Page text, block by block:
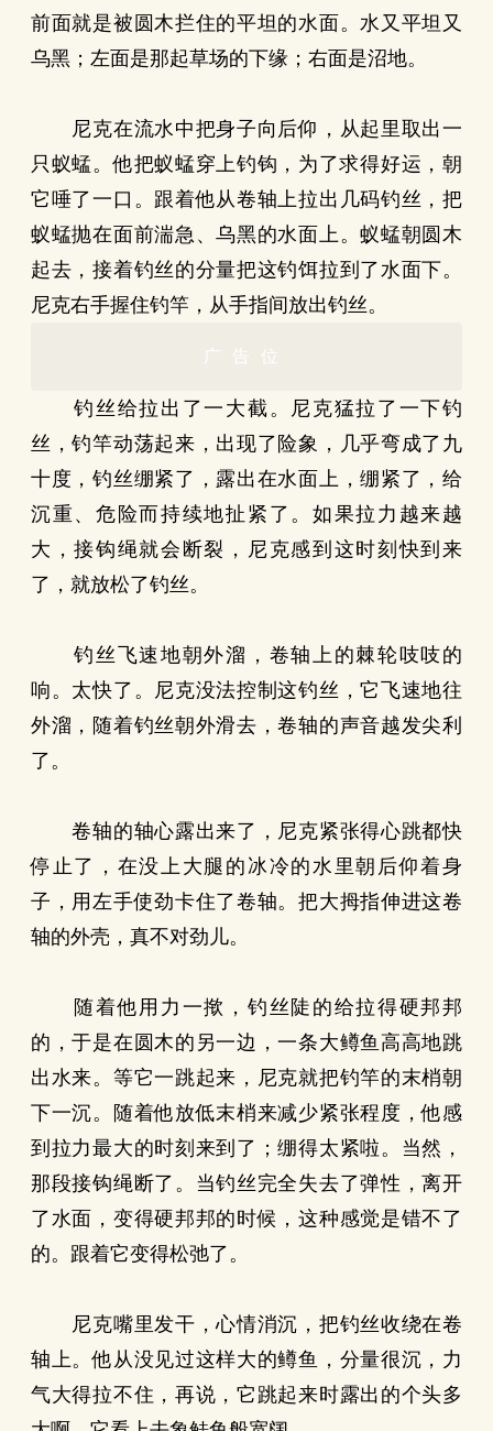
前面就是被圆木拦住的平坦的水面。水又平坦又
乌黑；左面是那起草场的下缘；右面是沼地。
尼克在流水中把身子向后仰，从起里取出一
只蚁蜢。他把蚁蜢穿上钓钩，为了求得好运，朝
它唾了一口。跟着他从卷轴上拉出几码钓丝，把
蚁蜢抛在面前湍急、乌黑的水面上。蚁蜢朝圆木
起去，接着钓丝的分量把这钓饵拉到了水面下。
尼克右手握住钓竿，从手指间放出钓丝。
广告位
钓丝给拉出了一大截。尼克猛拉了一下钓
丝，钓竿动荡起来，出现了险象，几乎弯成了九
十度，钓丝绷紧了，露出在水面上，绷紧了，给
沉重、危险而持续地扯紧了。如果拉力越来越
大，接钩绳就会断裂，尼克感到这时刻快到来
了，就放松了钓丝。
钓丝飞速地朝外溜，卷轴上的棘轮吱吱的
响。太快了。尼克没法控制这钓丝，它飞速地往
外溜，随着钓丝朝外滑去，卷轴的声音越发尖利
了。
卷轴的轴心露出来了，尼克紧张得心跳都快
停止了，在没上大腿的冰冷的水里朝后仰着身
子，用左手使劲卡住了卷轴。把大拇指伸进这卷
轴的外壳，真不对劲儿。
随着他用力一揿，钓丝陡的给拉得硬邦邦
的，于是在圆木的另一边，一条大鳟鱼高高地跳
出水来。等它一跳起来，尼克就把钓竿的末梢朝
下一沉。随着他放低末梢来减少紧张程度，他感
到拉力最大的时刻来到了；绷得太紧啦。当然，
那段接钩绳断了。当钓丝完全失去了弹性，离开
了水面，变得硬邦邦的时候，这种感觉是错不了
的。跟着它变得松弛了。
尼克嘴里发干，心情消沉，把钓丝收绕在卷
轴上。他从没见过这样大的鳟鱼，分量很沉，力
气大得拉不住，再说，它跳起来时露出的个头多